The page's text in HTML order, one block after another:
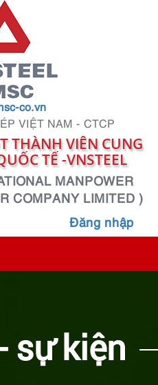
co.vn
VIỆT NAM - CTCP
THÀNH VIÊN CUNG
TẾ -VNSTEEL
MANPOWER
COMPANY LIMITED )
Đăng nhập
sự kiện